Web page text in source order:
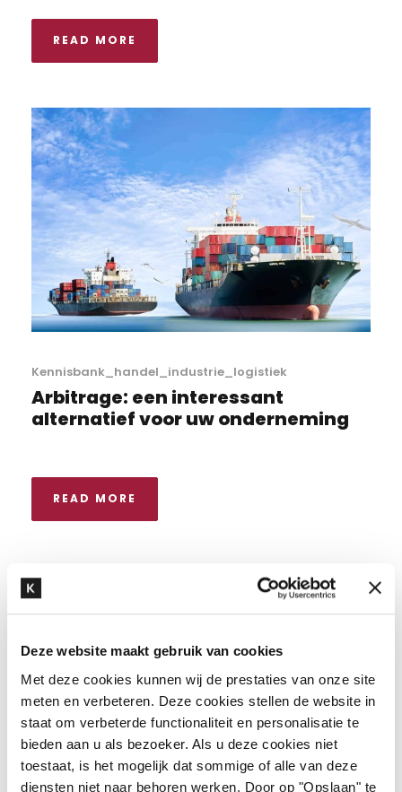
Deze website maakt gebruik van cookies
Met deze cookies kunnen wij de prestaties van onze site
meten en verbeteren. Deze cookies stellen de website in
staat om verbeterde functionaliteit en personalisatie te
bieden aan u als bezoeker. Als u deze cookies niet
toestaat, is het mogelijk dat sommige of alle van deze
diensten niet naar behoren werken. Door op "Opslaan" te
READ MORE
Kennisbank_handel_industrie_logistiek
Arbitrage: een interessant
alternatief voor uw onderneming
READ MORE
Recente artikelen
Kneppelhout organiseert China-EU
Investment Salon in Wuxi ter
ondersteuning van Chinese